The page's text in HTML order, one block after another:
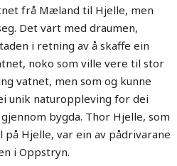
frå Mæland til Hjelle, men
Det vart med draumen,
i retning av å skaffe ein
noko som ville vere til stor
vatnet, men som og kunne
unik naturoppleving for dei
bygda. Thor Hjelle, som
på Hjelle, var ein av pådrivarane
i Oppstryn.